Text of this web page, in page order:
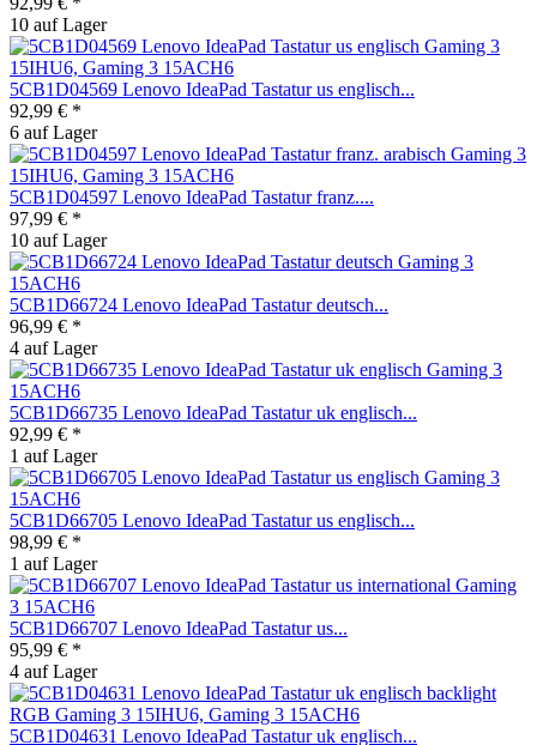
10 auf Lager
5CB1D04569 Lenovo IdeaPad Tastatur us englisch...
92,99 € *
6 auf Lager
5CB1D04597 Lenovo IdeaPad Tastatur franz....
97,99 € *
10 auf Lager
5CB1D66724 Lenovo IdeaPad Tastatur deutsch...
96,99 € *
4 auf Lager
5CB1D66735 Lenovo IdeaPad Tastatur uk englisch...
92,99 € *
1 auf Lager
5CB1D66705 Lenovo IdeaPad Tastatur us englisch...
98,99 € *
1 auf Lager
5CB1D66707 Lenovo IdeaPad Tastatur us...
95,99 € *
4 auf Lager
5CB1D04631 Lenovo IdeaPad Tastatur uk englisch...